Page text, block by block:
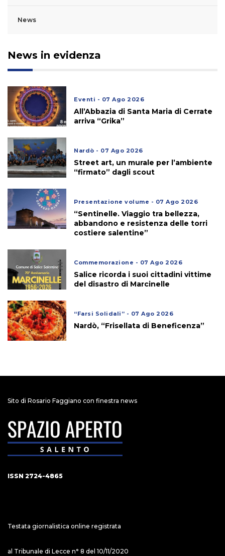
News
News in evidenza
Eventi - 07 Ago 2026
All’Abbazia di Santa Maria di Cerrate
arriva “Grika”
Nardò - 07 Ago 2026
Street art, un murale per l’ambiente
“firmato” dagli scout
Presentazione volume - 07 Ago 2026
“Sentinelle. Viaggio tra bellezza,
abbandono e resistenza delle torri
costiere salentine”
Commemorazione - 07 Ago 2026
Salice ricorda i suoi cittadini vittime
del disastro di Marcinelle
“Farsi Solidali” - 07 Ago 2026
Nardò, “Frisellata di Beneficenza”
Sito di Rosario Faggiano con finestra news
ISSN 2724-4865
Testata giornalistica online registrata
al Tribunale di Lecce n° 8 del 10/11/2020